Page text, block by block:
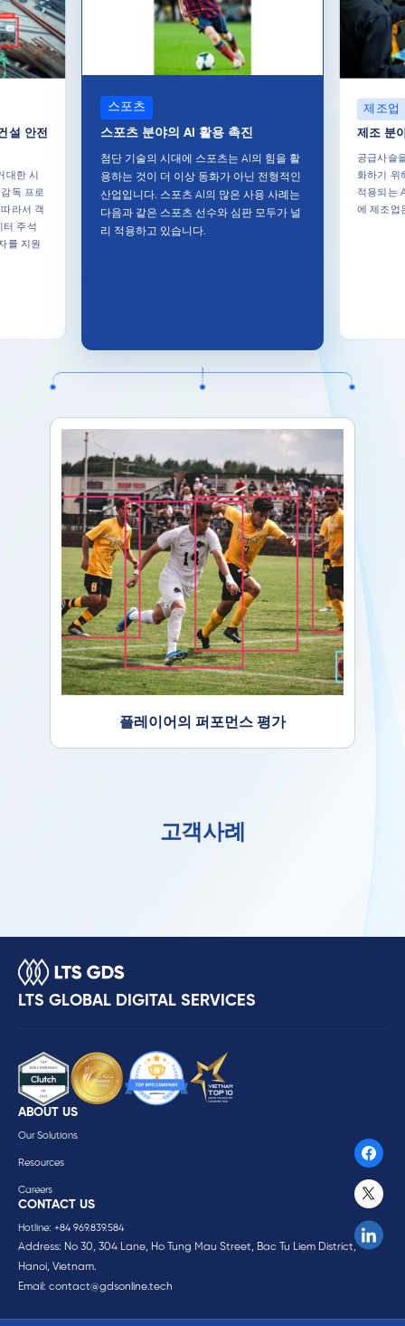
설 안전
대한 시
독 프로
라서 객
주석
를 지원
스포츠
스포츠 분야의 AI 활용 촉진
첨단 기술의 시대에 스포츠는 AI의 힘을 활
용하는 것이 더 이상 동화가 아닌 전형적인
산업입니다. 스포츠 AI의 많은 사용 사례는
다음과 같은 스포츠 선수와 심판 모두가 널
리 적용하고 있습니다.
제조업
제조 분
공급사슬
화하기 위
적용되는
에 제조업
상품 분류를 위한 폴리곤
플레이어의 퍼포먼스 평가
고객사례
LTS GLOBAL DIGITAL SERVICES
CONTACT US
Hotline: +84 969.839.584
Address: No 30, 304 Lane, Ho Tung Mau Street, Bac Tu Liem District,
Hanoi, Vietnam.
Email: contact@gdsonline.tech
ABOUT US
Our Solutions
Resources
Careers